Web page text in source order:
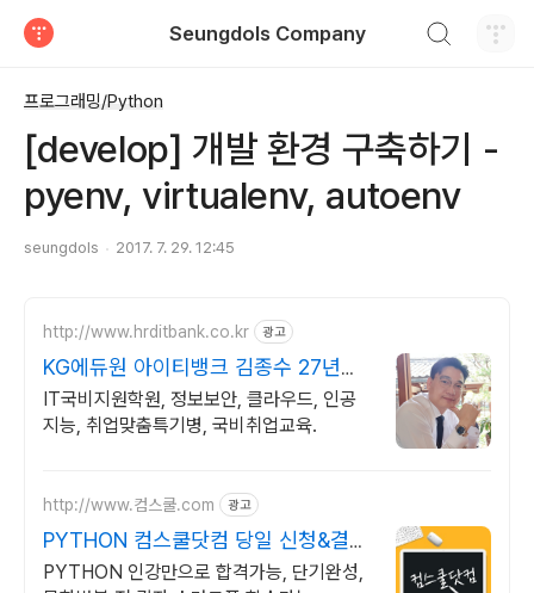
Seungdols Company
프로그래밍/Python
[develop] 개발 환경 구축하기 -
pyenv, virtualenv, autoenv
seungdols 2017. 7. 29. 12:45
http://www.hrditbank.co.kr 광고
KG에듀원 아이티뱅크 김종수 27년경
력전문가 IT취업상담
IT국비지원학원, 정보보안, 클라우드, 인공
지능, 취업맞춤특기병, 국비취업교육.
http://www.컴스쿨.com 광고
PYTHON 컴스쿨닷컴 당일 신청&결제
시 기프티콘!
PYTHON 인강만으로 합격가능, 단기완성,